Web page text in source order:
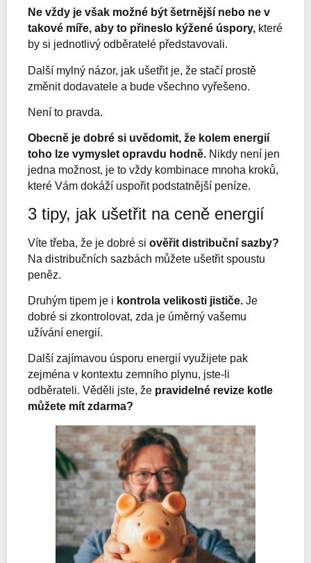
Ne vždy je však možné být šetrnější nebo ne v
takové míře, aby to přineslo kýžené úspory, které
by si jednotlivý odběratelé představovali.
Další mylný názor, jak ušetřit je, že stačí prostě
změnit dodavatele a bude všechno vyřešeno.
Není to pravda.
Obecně je dobré si uvědomit, že kolem energií
toho lze vymyslet opravdu hodně. Nikdy není jen
jedna možnost, je to vždy kombinace mnoha kroků,
které Vám dokáží uspořit podstatnější peníze.
3 tipy, jak ušetřit na ceně energií
Víte třeba, že je dobré si ověřit distribuční sazby?
Na distribučních sazbách můžete ušetřit spoustu
peněz.
Druhým tipem je i kontrola velikosti jističe. Je
dobré si zkontrolovat, zda je úměrný vašemu
užívání energií.
Další zajímavou úsporu energií využijete pak
zejména v kontextu zemního plynu, jste-li
odběrateli. Věděli jste, že pravidelné revize kotle
můžete mít zdarma?